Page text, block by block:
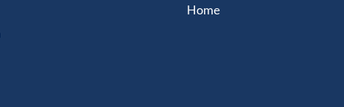
Home